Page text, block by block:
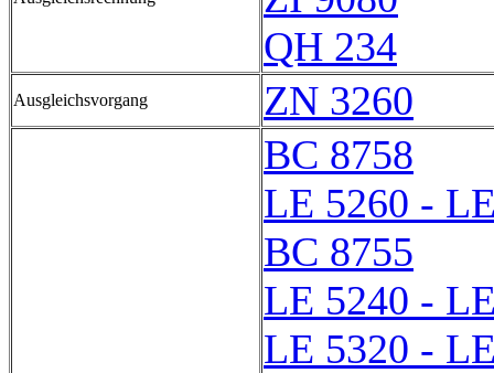
QH 234
Ausgleichsvorgang ZN 3260
BC 8758
LE 5260 -
BC 8755
LE 5240 -
LE 5320 -